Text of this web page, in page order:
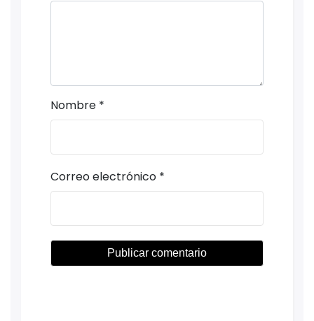
Nombre *
Correo electrónico *